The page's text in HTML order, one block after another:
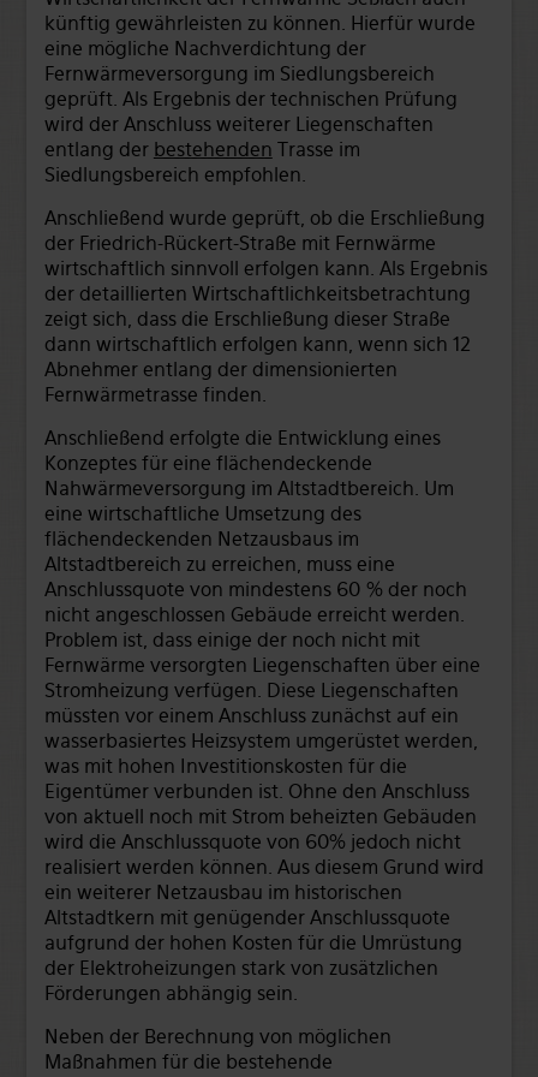
künftig gewährleisten zu können. Hierfür wurde
eine mögliche Nachverdichtung der
Fernwärmeversorgung im Siedlungsbereich
geprüft. Als Ergebnis der technischen Prüfung
wird der Anschluss weiterer Liegenschaften
entlang der bestehenden Trasse im
Siedlungsbereich empfohlen.
Anschließend wurde geprüft, ob die Erschließung
der Friedrich-Rückert-Straße mit Fernwärme
wirtschaftlich sinnvoll erfolgen kann. Als Ergebnis
der detaillierten Wirtschaftlichkeitsbetrachtung
zeigt sich, dass die Erschließung dieser Straße
dann wirtschaftlich erfolgen kann, wenn sich 12
Abnehmer entlang der dimensionierten
Fernwärmetrasse finden.
Anschließend erfolgte die Entwicklung eines
Konzeptes für eine flächendeckende
Nahwärmeversorgung im Altstadtbereich. Um
eine wirtschaftliche Umsetzung des
flächendeckenden Netzausbaus im
Altstadtbereich zu erreichen, muss eine
Anschlussquote von mindestens 60 % der noch
nicht angeschlossen Gebäude erreicht werden.
Problem ist, dass einige der noch nicht mit
Fernwärme versorgten Liegenschaften über eine
Stromheizung verfügen. Diese Liegenschaften
müssten vor einem Anschluss zunächst auf ein
wasserbasiertes Heizsystem umgerüstet werden,
was mit hohen Investitionskosten für die
Eigentümer verbunden ist. Ohne den Anschluss
von aktuell noch mit Strom beheizten Gebäuden
wird die Anschlussquote von 60% jedoch nicht
realisiert werden können. Aus diesem Grund wird
ein weiterer Netzausbau im historischen
Altstadtkern mit genügender Anschlussquote
aufgrund der hohen Kosten für die Umrüstung
der Elektroheizungen stark von zusätzlichen
Förderungen abhängig sein.
Neben der Berechnung von möglichen
Maßnahmen für die bestehende